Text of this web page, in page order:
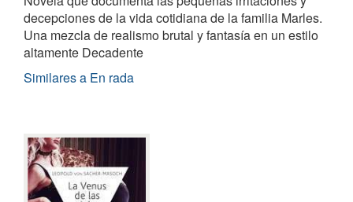
decepciones de la vida cotidiana de la familia Marles.
Una mezcla de realismo brutal y fantasía en un estilo
altamente Decadente
Similares a En rada